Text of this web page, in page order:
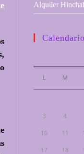
Alquiler
Calendario
L M
3 4
10 11
17 18